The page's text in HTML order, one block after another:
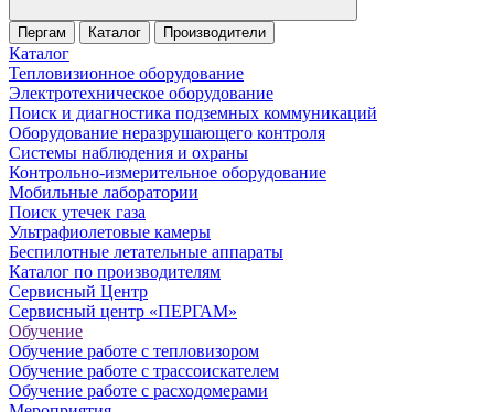
Пергам Каталог Производители
Каталог
Тепловизионное оборудование
Электротехническое оборудование
Поиск и диагностика подземных коммуникаций
Оборудование неразрушающего контроля
Системы наблюдения и охраны
Контрольно-измерительное оборудование
Мобильные лаборатории
Поиск утечек газа
Ультрафиолетовые камеры
Беспилотные летательные аппараты
Каталог по производителям
Сервисный Центр
Сервисный центр «ПЕРГАМ»
Обучение
Обучение работе с тепловизором
Обучение работе с трассоискателем
Обучение работе с расходомерами